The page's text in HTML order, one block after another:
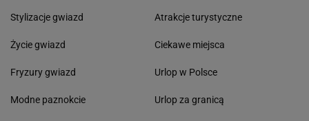
Stylizacje gwiazd
Życie gwiazd
Fryzury gwiazd
Modne paznokcie
Atrakcje turystyczne
Ciekawe miejsca
Urlop w Polsce
Urlop za granicą